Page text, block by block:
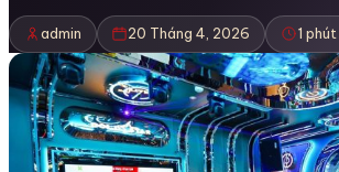
admin 20 Tháng 4, 2026 1